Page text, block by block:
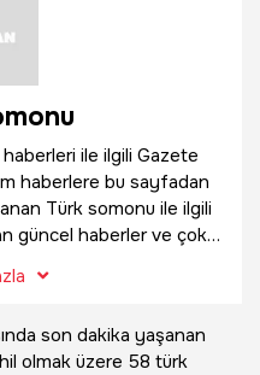
haberleri ile ilgili Gazete
haberlere bu sayfadan
Türk somonu ile ilgili
güncel haberler ve çok
son dakika yaşanan
olmak üzere 58 türk